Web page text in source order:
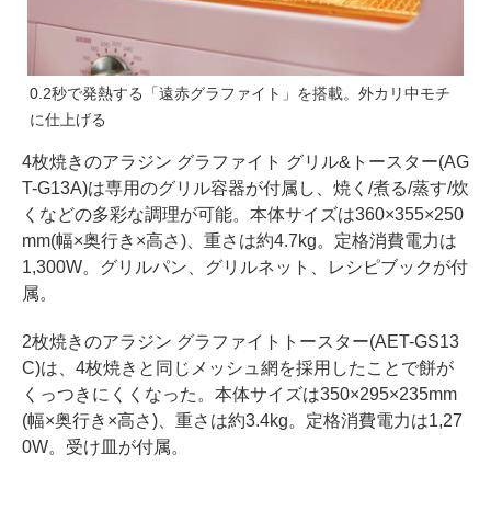
0.2秒で発熱する「遠赤グラファイト」を搭載。外カリ中モチ
に仕上げる
4枚焼きのアラジン グラファイト グリル&トースター(AG
T-G13A)は専用のグリル容器が付属し、焼く/煮る/蒸す/炊
くなどの多彩な調理が可能。本体サイズは360×355×250
mm(幅×奥行き×高さ)、重さは約4.7kg。定格消費電力は
1,300W。グリルパン、グリルネット、レシピブックが付
属。
2枚焼きのアラジン グラファイトトースター(AET-GS13
C)は、4枚焼きと同じメッシュ網を採用したことで餅が
くっつきにくくなった。本体サイズは350×295×235mm
(幅×奥行き×高さ)、重さは約3.4kg。定格消費電力は1,27
0W。受け皿が付属。